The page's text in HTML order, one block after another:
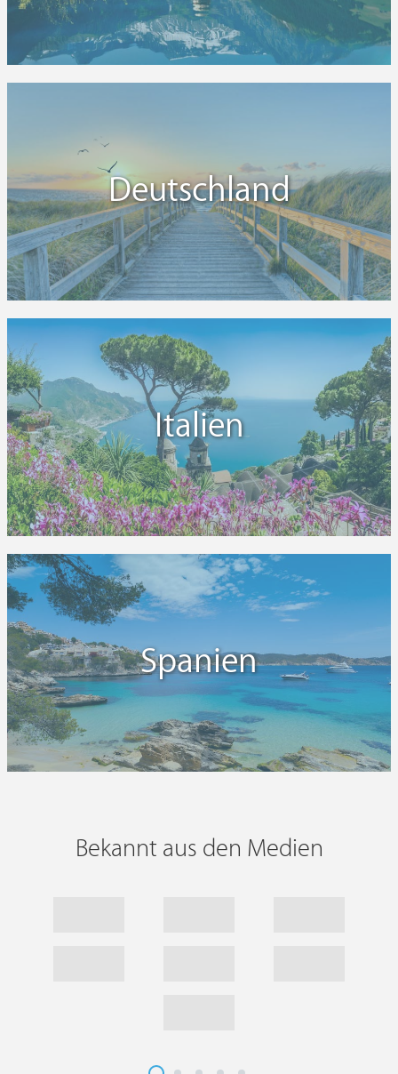
Deutschland
Italien
Spanien
Bekannt aus den Medien